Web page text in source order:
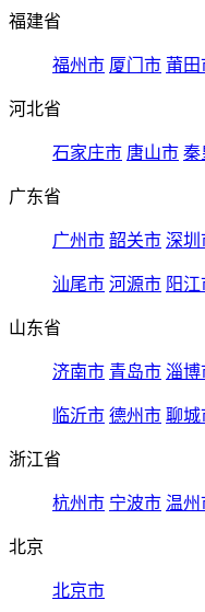
福建省
福州市 厦门市 莆田
河北省
石家庄市 唐山市 秦
广东省
广州市 韶关市 深圳
汕尾市 河源市 阳江
山东省
济南市 青岛市 淄博
临沂市 德州市 聊城
浙江省
杭州市 宁波市 温州
北京
北京市